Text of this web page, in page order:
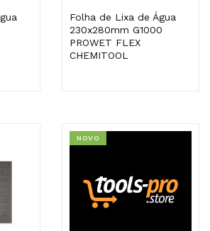
Folha de Lixa de Água
230x280mm G1000
PROWET FLEX
CHEMITOOL
NOVO